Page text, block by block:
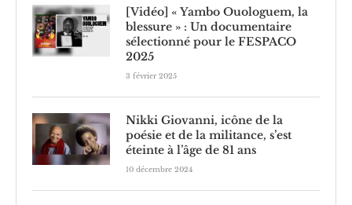
[Vidéo] « Yambo Ouologuem, la
blessure » : Un documentaire
sélectionné pour le FESPACO
2025
3 février 2025
Nikki Giovanni, icône de la
poésie et de la militance, s’est
éteinte à l’âge de 81 ans
10 décembre 2024